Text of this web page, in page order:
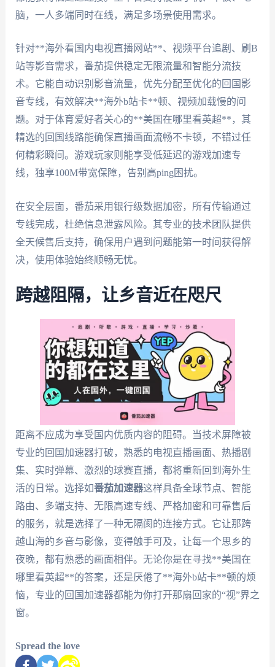
脑，一人多端同时在线，满足多场景使用需求。
针对**海外看国内电视直播网站**、视频平台追剧、刷B
站等影音需求，番茄提供稳定无限流量和智能分流技
术。它能自动识别影音流量，优先分配至优化的回国影
音专线，有效解决**海外b站卡**顿、视频加载慢的问
题。对于体育爱好者关心的**美国在哪里看英超**，其
精选的回国线路能确保直播画面流畅不卡顿，不错过任
何精彩瞬间。游戏玩家则能享受低延迟的游戏加速专
线，独享100M带宽保障，告别高ping困扰。
在安全层面，番茄采用银行级数据加密，所有传输通过
专线完成，杜绝信息泄露风险。其专业的技术团队提供
全天候售后支持，确保用户遇到问题能第一时间获得解
决，使用体验始终顺畅无忧。
跨越阻隔，让乡音近在咫尺
距离不应成为享受国内优质内容的阻碍。当技术屏障被
专业的回国加速器打破，熟悉的电视直播画面、热播剧
集、实时弹幕、激烈的球赛直播，都将重新回到海外生
活的日常。选择如番茄加速器这样具备全球节点、智能
路由、多端支持、无限高速专线、严格加密和可靠售后
的服务，就是选择了一种无隔阂的连接方式。它让那跨
越山海的乡音与影像，变得触手可及，让每一个思乡的
夜晚，都有熟悉的画面相伴。无论你是在寻找**美国在
哪里看英超**的答案，还是厌倦了**海外b站卡**顿的烦
恼，专业的回国加速器都能为你打开那扇回家的“视”界之
窗。
Spread the love